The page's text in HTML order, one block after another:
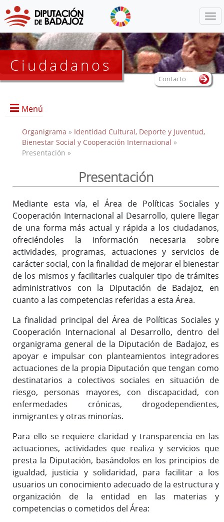
Ciudadanos
Menú
Inicio
Anexos convocatorias
Teleasistencia domiciliaria
Bases de la convocatoria para concesión de subvenciones a
proyectos de acción social
Bases de la convocatoria para concesión de subvenciones a
proyectos en países en vías de desarrollo
Entidades con convenio
Bases de la convocatoria para concesión a proyectos para el
fomento de nuestra cultura, arte, tradiciones y gastronomía
Bases de la convocatoria para concesión a proyectos
orientados a la mejora de la salud mental
Trámites
Organigrama » Identidad Cultural, Deporte y Juventud,
Bienestar Social y Cooperación Internacional »
Presentación »
Presentación
Mediante esta vía, el Área de Políticas Sociales y
Cooperación Internacional al Desarrollo, quiere llegar
de una forma más actual y rápida a los ciudadanos,
ofreciéndoles la información necesaria sobre
actividades, programas, actuaciones y servicios de
carácter social, con la finalidad de mejorar el bienestar
de los mismos y facilitarles cualquier tipo de trámites
administrativos con la Diputación de Badajoz, en
cuanto a las competencias referidas a esta Área.
La finalidad principal del Área de Políticas Sociales y
Cooperación Internacional al Desarrollo, dentro del
organigrama general de la Diputación de Badajoz, es
apoyar e impulsar con planteamientos integradores
actuaciones de la propia Diputación que tengan como
destinatarios a colectivos sociales en situación de
riesgo, personas mayores, con discapacidad, con
enfermedades crónicas, drogodependientes,
inmigrantes y otras minorías.
Para ello se requiere claridad y transparencia en las
actuaciones, actividades que realiza y servicios que
presta la Diputación, basándolos en los principios de
igualdad, justicia y solidaridad, para facilitar a los
usuarios un conocimiento adecuado de la estructura y
organización de la entidad en las materias y
competencias o cometidos del Área:
Contacto